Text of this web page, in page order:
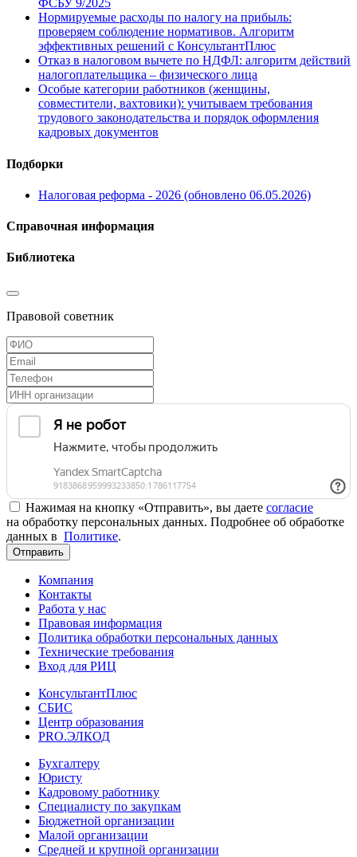
ФСБУ 9/2025
Нормируемые расходы по налогу на прибыль:
проверяем соблюдение нормативов. Алгоритм
эффективных решений с КонсультантПлюс
Отказ в налоговом вычете по НДФЛ: алгоритм действий
налогоплательщика – физического лица
Особые категории работников (женщины,
совместители, вахтовики): учитываем требования
трудового законодательства и порядок оформления
кадровых документов
Подборки
Налоговая реформа - 2026 (обновлено 06.05.2026)
Справочная информация
Библиотека
Правовой советник
Нажимая на кнопку «Отправить», вы даете согласие
на обработку персональных данных. Подробнее об обработке
данных в Политике.
Отправить
Компания
Контакты
Работа у нас
Правовая информация
Политика обработки персональных данных
Технические требования
Вход для РИЦ
КонсультантПлюс
СБИС
Центр образования
PRO.ЭЛКОД
Бухгалтеру
Юристу
Кадровому работнику
Специалисту по закупкам
Бюджетной организации
Малой организации
Средней и крупной организации